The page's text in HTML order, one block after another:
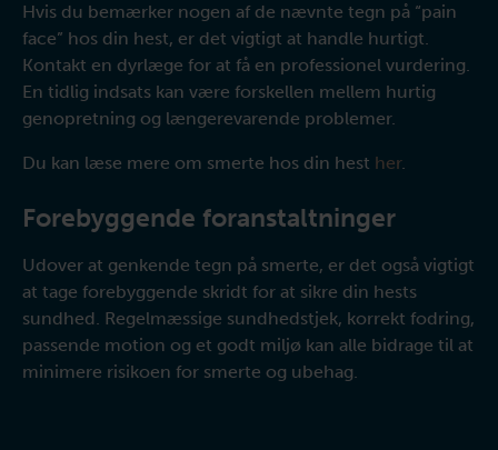
Hvis du bemærker nogen af de nævnte tegn på “pain
face” hos din hest, er det vigtigt at handle hurtigt.
Kontakt en dyrlæge for at få en professionel vurdering.
En tidlig indsats kan være forskellen mellem hurtig
genopretning og længerevarende problemer.
Du kan læse mere om smerte hos din hest her.
Forebyggende foranstaltninger
Udover at genkende tegn på smerte, er det også vigtigt
at tage forebyggende skridt for at sikre din hests
sundhed. Regelmæssige sundhedstjek, korrekt fodring,
passende motion og et godt miljø kan alle bidrage til at
minimere risikoen for smerte og ubehag.